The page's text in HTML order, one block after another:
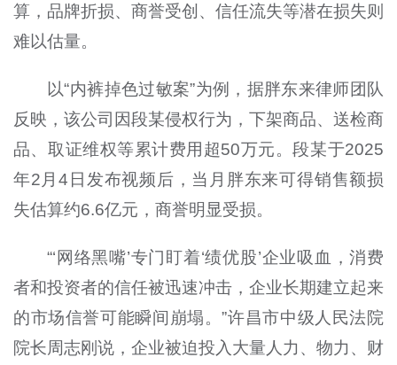
算，品牌折损、商誉受创、信任流失等潜在损失则
难以估量。
以“内裤掉色过敏案”为例，据胖东来律师团队
反映，该公司因段某侵权行为，下架商品、送检商
品、取证维权等累计费用超50万元。段某于2025
年2月4日发布视频后，当月胖东来可得销售额损
失估算约6.6亿元，商誉明显受损。
“‘网络黑嘴’专门盯着‘绩优股’企业吸血，消费
者和投资者的信任被迅速冲击，企业长期建立起来
的市场信誉可能瞬间崩塌。”许昌市中级人民法院
院长周志刚说，企业被迫投入大量人力、物力、财